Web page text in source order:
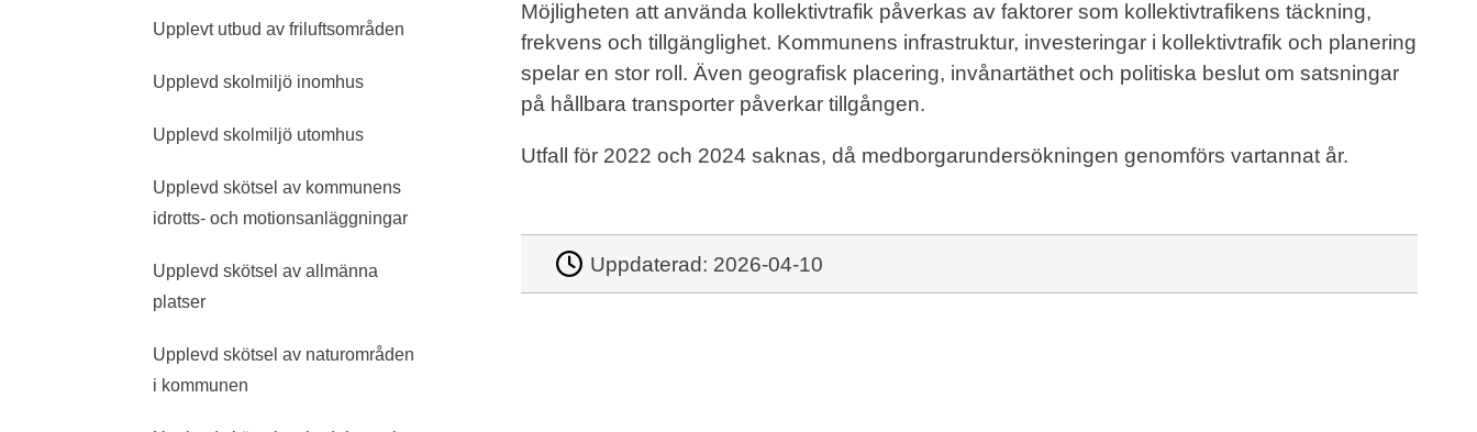
Möjligheten att använda kollektivtrafik påverkas av faktorer som kollektivtrafikens täckning,
frekvens och tillgänglighet. Kommunens infrastruktur, investeringar i kollektivtrafik och planering
spelar en stor roll. Även geografisk placering, invånartäthet och politiska beslut om satsningar
på hållbara transporter påverkar tillgången.
Utfall för 2022 och 2024 saknas, då medborgarundersökningen genomförs vartannat år.
Uppdaterad: 2026-04-10
Upplevt utbud av friluftsområden
Upplevd skolmiljö inomhus
Upplevd skolmiljö utomhus
Upplevd skötsel av kommunens
idrotts- och motionsanläggningar
Upplevd skötsel av allmänna
platser
Upplevd skötsel av naturområden
i kommunen